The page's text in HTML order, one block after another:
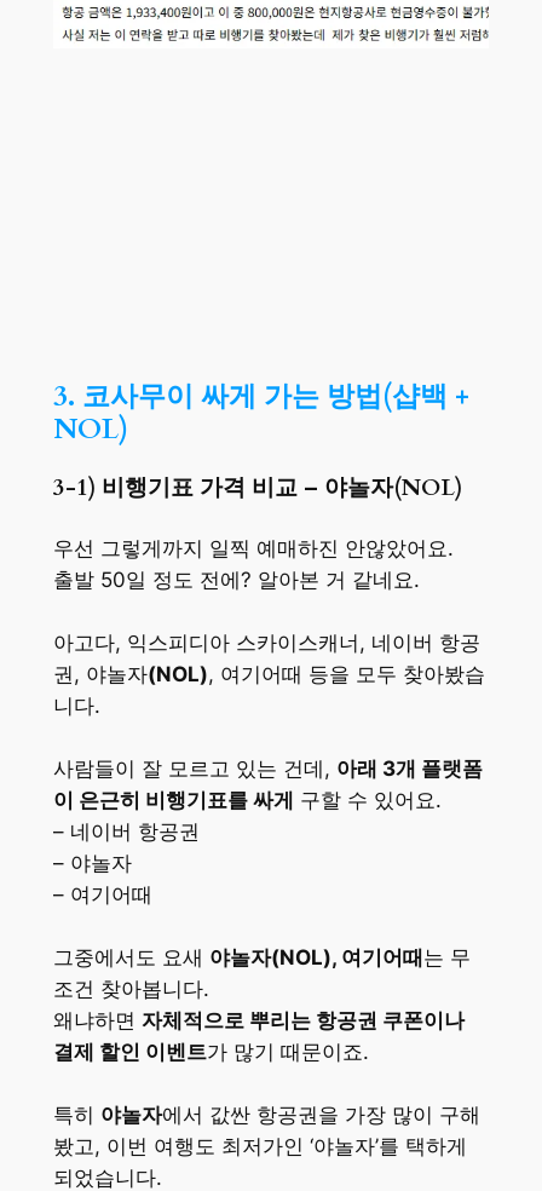
3. 코사무이 싸게 가는 방법(샵백 +
NOL)
3-1) 비행기표 가격 비교 – 야놀자(NOL)
우선 그렇게까지 일찍 예매하진 안않았어요.
출발 50일 정도 전에? 알아본 거 같네요.
아고다, 익스피디아 스카이스캐너, 네이버 항공
권, 야놀자(NOL), 여기어때 등을 모두 찾아봤습
니다.
사람들이 잘 모르고 있는 건데, 아래 3개 플랫폼
이 은근히 비행기표를 싸게 구할 수 있어요.
– 네이버 항공권
– 야놀자
– 여기어때
그중에서도 요새 야놀자(NOL), 여기어때는 무
조건 찾아봅니다.
왜냐하면 자체적으로 뿌리는 항공권 쿠폰이나
결제 할인 이벤트가 많기 때문이죠.
특히 야놀자에서 값싼 항공권을 가장 많이 구해
봤고, 이번 여행도 최저가인 ‘야놀자’를 택하게
되었습니다.